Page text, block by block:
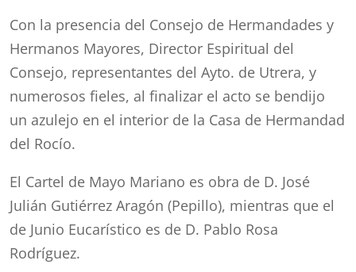
Con la presencia del Consejo de Hermandades y
Hermanos Mayores, Director Espiritual del
Consejo, representantes del Ayto. de Utrera, y
numerosos fieles, al finalizar el acto se bendijo
un azulejo en el interior de la Casa de Hermandad
del Rocío.
El Cartel de Mayo Mariano es obra de D. José
Julián Gutiérrez Aragón (Pepillo), mientras que el
de Junio Eucarístico es de D. Pablo Rosa
Rodríguez.